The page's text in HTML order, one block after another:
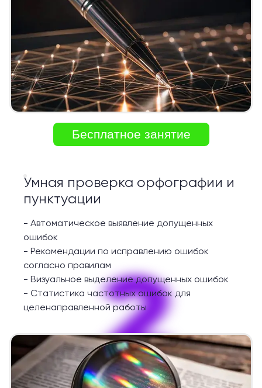
Бесплатное занятие
2
Умная проверка орфографии и
пунктуации
- Автоматическое выявление допущенных
ошибок
- Рекомендации по исправлению ошибок
согласно правилам
- Визуальное выделение допущенных ошибок
- Статистика частотных ошибок для
целенаправленной работы